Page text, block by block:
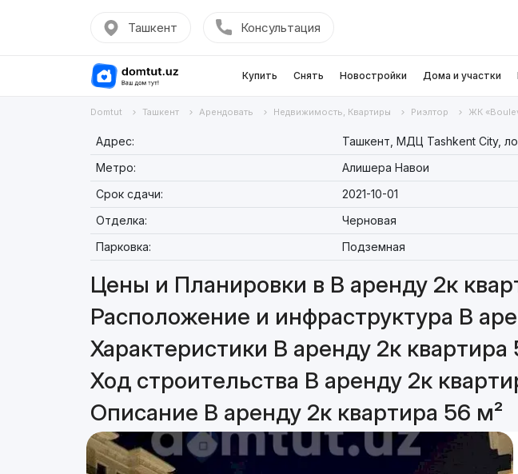
Ташкент Консультация
Купить Снять Новостройки Дома и участки
Domtut Ташкент Арендовать Недвижимость, Квартиры Риэлтор ЖК
Адрес:
Ташкент, МДЦ Tashkent City,
Метро:
Алишера Навои
Срок сдачи:
2021-10-01
Отделка:
Черновая
Парковка:
Подземная
Цены и Планировки в В аренду 2к
Расположение и инфраструктура В
Характеристики В аренду 2к квартира
Ход строительства В аренду 2к
Описание В аренду 2к квартира 56 м²